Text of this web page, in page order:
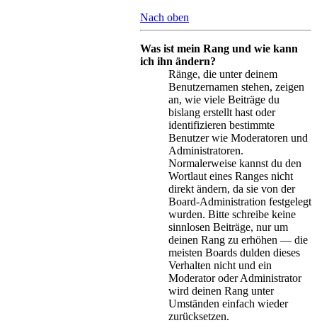
Nach oben
Was ist mein Rang und wie kann
ich ihn ändern?
Ränge, die unter deinem
Benutzernamen stehen, zeigen
an, wie viele Beiträge du
bislang erstellt hast oder
identifizieren bestimmte
Benutzer wie Moderatoren und
Administratoren.
Normalerweise kannst du den
Wortlaut eines Ranges nicht
direkt ändern, da sie von der
Board-Administration festgelegt
wurden. Bitte schreibe keine
sinnlosen Beiträge, nur um
deinen Rang zu erhöhen — die
meisten Boards dulden dieses
Verhalten nicht und ein
Moderator oder Administrator
wird deinen Rang unter
Umständen einfach wieder
zurücksetzen.